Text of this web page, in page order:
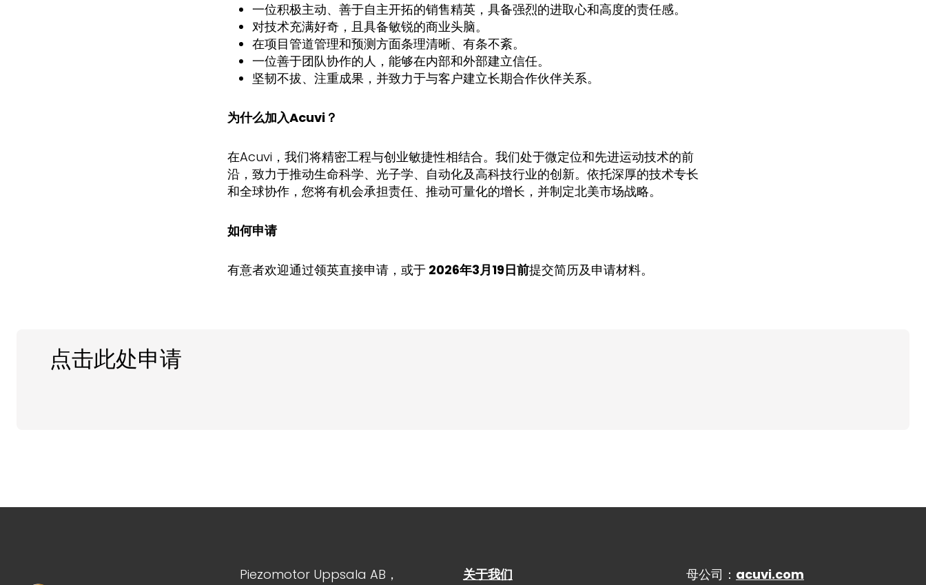
一位积极主动、善于自主开拓的销售精英，具备强烈的进取心和高度的责任感。
对技术充满好奇，且具备敏锐的商业头脑。
在项目管道管理和预测方面条理清晰、有条不紊。
一位善于团队协作的人，能够在内部和外部建立信任。
坚韧不拔、注重成果，并致力于与客户建立长期合作伙伴关系。
为什么加入Acuvi？
在Acuvi，我们将精密工程与创业敏捷性相结合。我们处于微定位和先进运动技术的前
沿，致力于推动生命科学、光子学、自动化及高科技行业的创新。依托深厚的技术专长
和全球协作，您将有机会承担责任、推动可量化的增长，并制定北美市场战略。
如何申请
有意者欢迎通过领英直接申请，或于 2026年3月19日前提交简历及申请材料。
点击此处申请
Piezomotor Uppsala AB，
关于我们
母公司： acuvi.com